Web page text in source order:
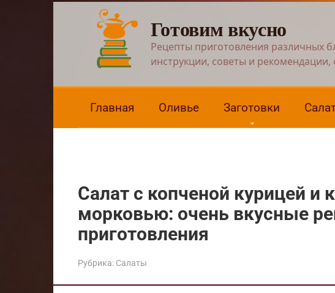
Готовим вкусно
Рецепты приготовления различных
инструкции, советы и рекомендации,
Главная Оливье Заготовки
Салат с копченой курицей и
морковью: очень вкусные
приготовления
Рубрика: Салаты